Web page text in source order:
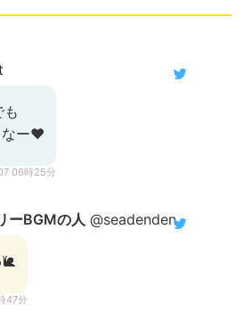
なー❤️
06時25分
ーBGMの人 @seadenden
47分